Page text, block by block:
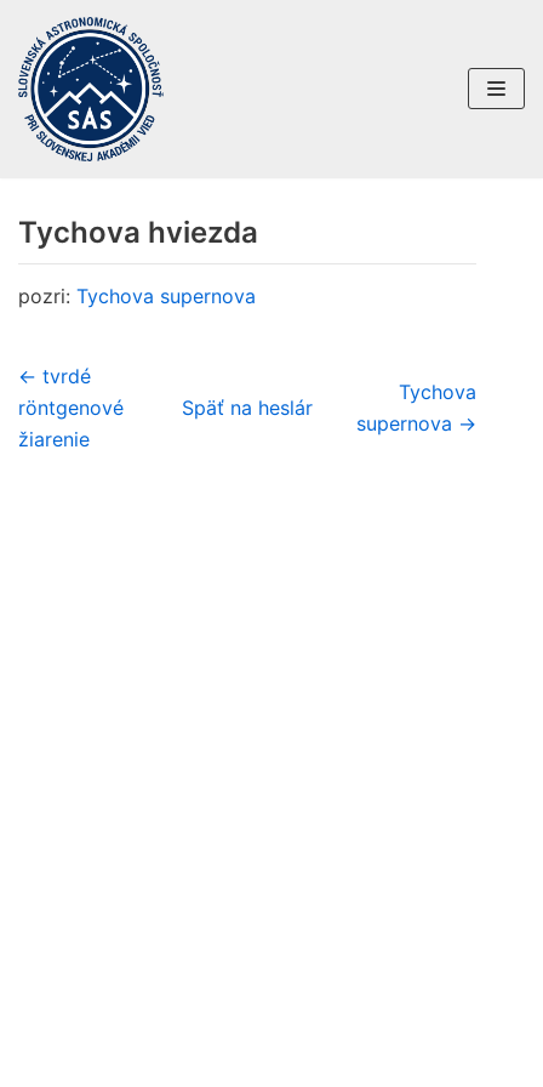
Preskočiť
na
obsah
Tychova hviezda
pozri: Tychova supernova
← tvrdé
röntgenové
žiarenie
Späť na heslár
Tychova
supernova →